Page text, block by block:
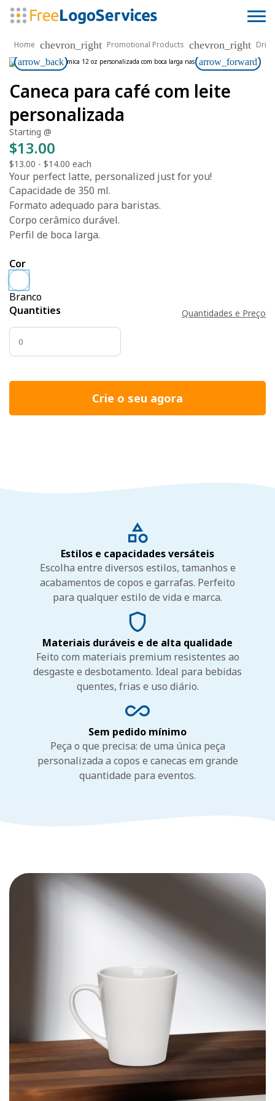
Home chevron_right Promotional Products chevron_right
arrow_back
arrow_forward
Caneca para café com leite
personalizada
Starting @
$13.00
$13.00 - $14.00 each
Your perfect latte, personalized just for you!
Capacidade de 350 ml.
Formato adequado para baristas.
Corpo cerâmico durável.
Perfil de boca larga.
Cor
Branco
Quantities
Quantidades e Preço
Crie o seu agora
Estilos e capacidades versáteis
Escolha entre diversos estilos, tamanhos e
acabamentos de copos e garrafas. Perfeito
para qualquer estilo de vida e marca.
Materiais duráveis e de alta qualidade
Feito com materiais premium resistentes ao
desgaste e desbotamento. Ideal para bebidas
quentes, frias e uso diário.
Sem pedido mínimo
Peça o que precisa: de uma única peça
personalizada a copos e canecas em grande
quantidade para eventos.